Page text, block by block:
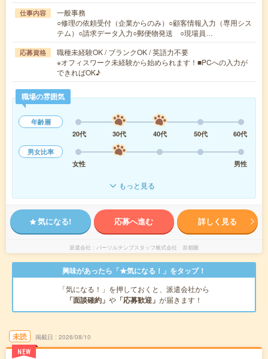
仕事内容
一般事務
○修理の依頼受付（企業からのみ）○顧客情報入力（専用シス
テム）○請求データ入力○郵便物発送 ○現場員…
応募資格
職種未経験OK / ブランクOK / 英語力不要
※オフィスワーク未経験から始められます！■PCへの入力が
できればOK♪
職場の雰囲気
年齢層
20代
30代 40代 50代
60代
男女比率
女性
男性
もっと見る
気になる! 応募へ進む 詳しく見る
派遣会社 パーソルテンプスタッフ株式会社 首都圏
興味があったら「★気になる！」をタップ！
「気になる！」を押しておくと、派遣会社から
「面談確約」 や 「応募歓迎」 が届きます！
未読
NEW
掲載日 2026/08/10